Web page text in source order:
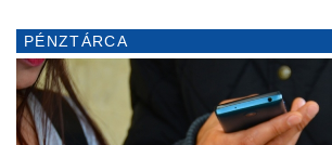
PÉNZTÁRCA